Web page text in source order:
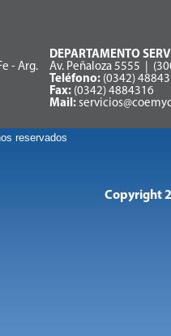
- Arg.
DEPARTAMENTO
Av. Peñaloza 5555 |
Teléfono: (0342)
Fax: (0342) 4884316
Mail:
reservados
Copyright